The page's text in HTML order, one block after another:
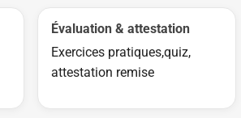
Évaluation & attestation
Exercices pratiques,quiz,
attestation remise